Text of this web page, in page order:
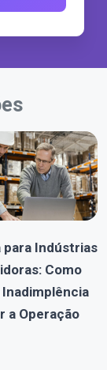
para Indústrias
Como
a Operação